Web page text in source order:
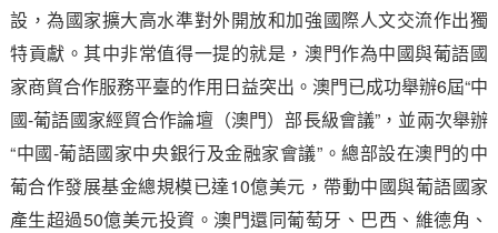
設，為國家擴大高水準對外開放和加強國際人文交流作出獨
特貢獻。其中非常值得一提的就是，澳門作為中國與葡語國
家商貿合作服務平臺的作用日益突出。澳門已成功舉辦6屆“中
國-葡語國家經貿合作論壇（澳門）部長級會議”，並兩次舉辦
“中國-葡語國家中央銀行及金融家會議”。總部設在澳門的中
葡合作發展基金總規模已達10億美元，帶動中國與葡語國家
產生超過50億美元投資。澳門還同葡萄牙、巴西、維德角、